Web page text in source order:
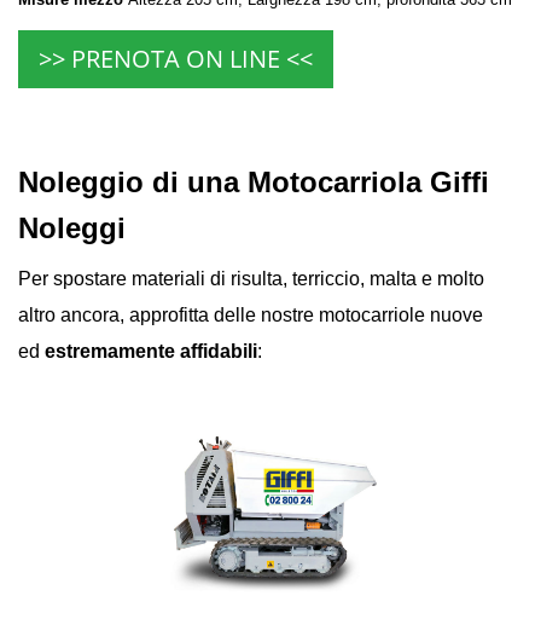
>> PRENOTA ON LINE <<
Noleggio di una Motocarriola Giffi
Noleggi
Per spostare materiali di risulta, terriccio, malta e molto
altro ancora, approfitta delle nostre motocarriole nuove
ed estremamente affidabili: